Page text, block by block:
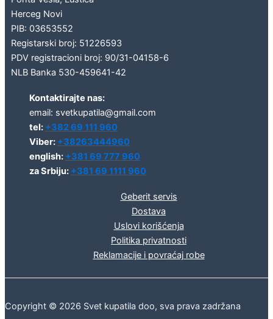
Herceg Novi
PIB: 03653552
Registarski broj: 51226593
PDV registracioni broj: 90/31-04158-6
NLB Banka 530-459641-42
Kontaktirajte nas:
email: svetkupatila@gmail.com
tel: +382 69 111 960
Viber: +38263444960
english: +381 69 777 960
za Srbiju: +381 69 1111 960
Geberit servis
Dostava
Uslovi korišćenja
Politika privatnosti
Reklamacije i povraćaj robe
Copyright © 2026 Svet kupatila doo, sva prava zadržana